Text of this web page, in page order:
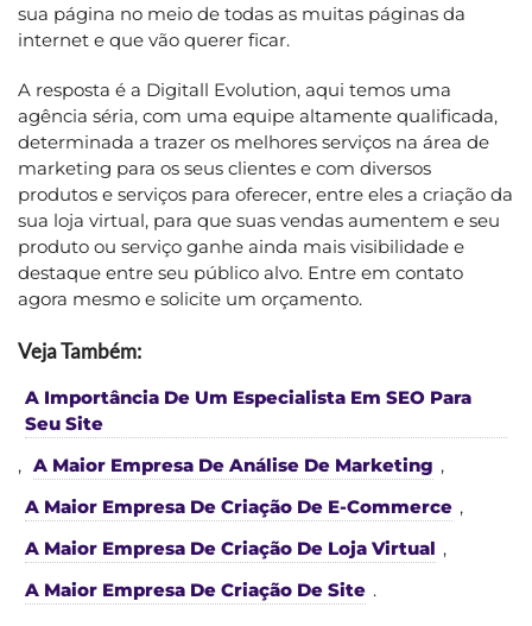
sua página no meio de todas as muitas páginas da
internet e que vão querer ficar.
A resposta é a Digitall Evolution, aqui temos uma
agência séria, com uma equipe altamente qualificada,
determinada a trazer os melhores serviços na área de
marketing para os seus clientes e com diversos
produtos e serviços para oferecer, entre eles a criação da
sua loja virtual, para que suas vendas aumentem e seu
produto ou serviço ganhe ainda mais visibilidade e
destaque entre seu público alvo. Entre em contato
agora mesmo e solicite um orçamento.
Veja Também:
A Importância De Um Especialista Em SEO Para
Seu Site
, A Maior Empresa De Análise De Marketing ,
A Maior Empresa De Criação De E-Commerce ,
A Maior Empresa De Criação De Loja Virtual ,
A Maior Empresa De Criação De Site .